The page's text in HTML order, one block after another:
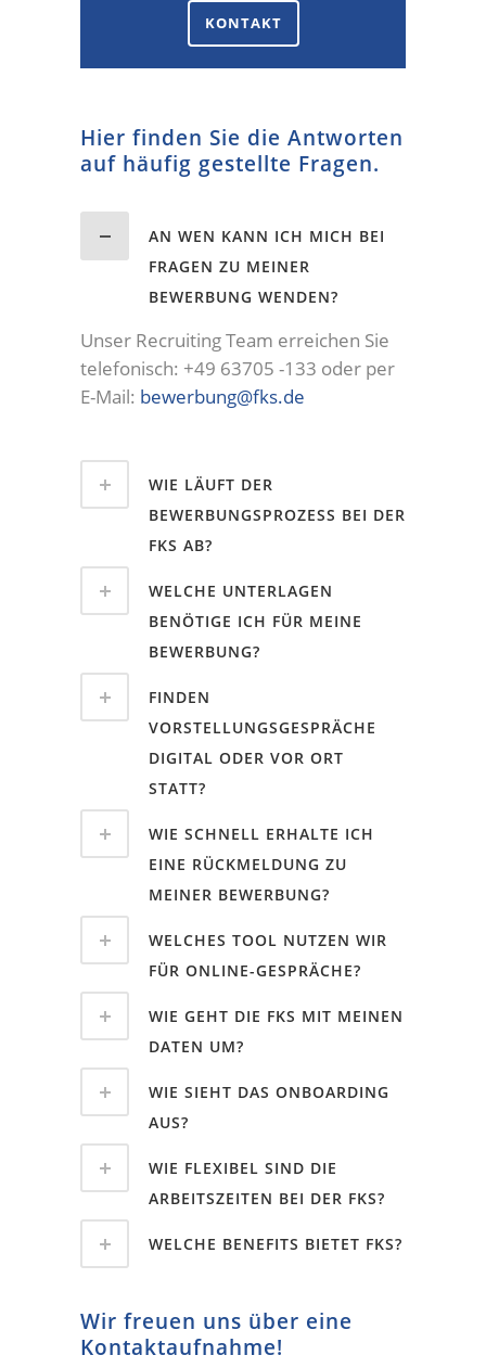
KONTAKT
Hier finden Sie die Antworten
auf häufig gestellte Fragen.
AN WEN KANN ICH MICH BEI
FRAGEN ZU MEINER
BEWERBUNG WENDEN?
Unser Recruiting Team erreichen Sie
telefonisch: +49 63705 -133 oder per
E-Mail: bewerbung@fks.de
WIE LÄUFT DER
BEWERBUNGSPROZESS BEI DER
FKS AB?
WELCHE UNTERLAGEN
BENÖTIGE ICH FÜR MEINE
BEWERBUNG?
FINDEN
VORSTELLUNGSGESPRÄCHE
DIGITAL ODER VOR ORT
STATT?
WIE SCHNELL ERHALTE ICH
EINE RÜCKMELDUNG ZU
MEINER BEWERBUNG?
WELCHES TOOL NUTZEN WIR
FÜR ONLINE-GESPRÄCHE?
WIE GEHT DIE FKS MIT MEINEN
DATEN UM?
WIE SIEHT DAS ONBOARDING
AUS?
WIE FLEXIBEL SIND DIE
ARBEITSZEITEN BEI DER FKS?
WELCHE BENEFITS BIETET FKS?
Wir freuen uns über eine
Kontaktaufnahme!